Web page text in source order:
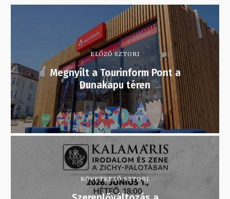
ELŐZŐ SZTORI
Megnyílt a Tourinform Pont a
Dunakapu téren
KÖVETKEZŐ SZTORI